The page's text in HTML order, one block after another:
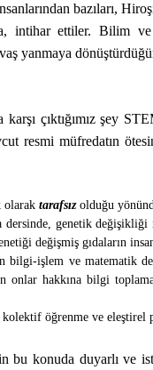
bazıları,
intihar ettiler. Bilim
yanmaya
çıktığımız şey
resmi müfredatın
olarak tarafsız olduğu
genetik
değişmiş gıdaların
bilgi-işlem ve matematik
onlar hakkına bilgi
öğrenme ve eleştirel
konuda duyarlı ve